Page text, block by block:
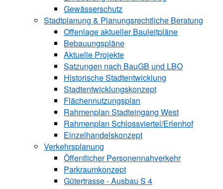
Gewässerschutz
Stadtplanung & Planungsrechtliche Beratung
Offenlage aktueller Bauleitpläne
Bebauungspläne
Aktuelle Projekte
Satzungen ­nach BauGB und LBO
Historische Stadtentwicklung
Stadtentwicklungskonzept
Flächennutzungsplan
Rahmenplan Stadteingang West
Rahmenplan Schlossviertel/Erlenhof
Einzelhandelskonzept
Verkehrsplanung
Öffentlicher Personennahverkehr
Parkraumkonzept
Gütertrasse - Ausbau S 4